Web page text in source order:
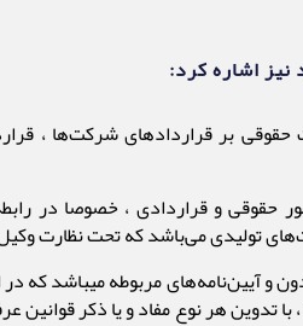
اشاره کرد:
حقوقی بر قراردادهای شرکت‌ها ،
حقوقی و قراردادی ، خصوصا در
تولیدی می‌باشد که تحت نظارت
و آیین‌نامه‌های مربوطه میباشد
با تدوین هر نوع مفاد و یا ذکر